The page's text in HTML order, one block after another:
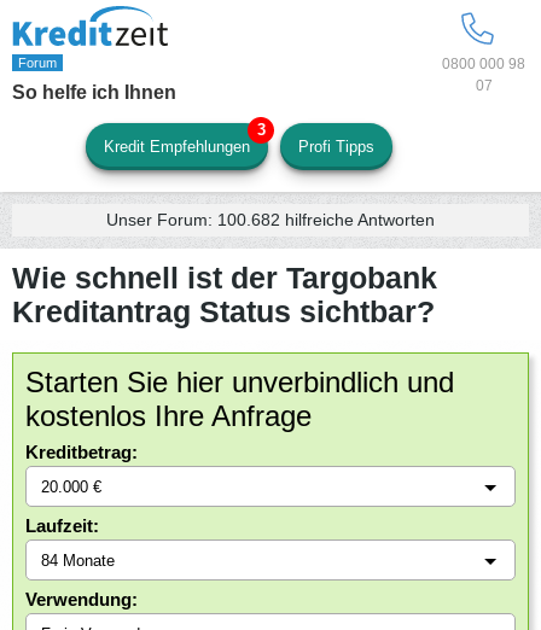
0800 000 98
07
So helfe ich Ihnen
Kredit Empfehlungen Profi Tipps
Unser Forum: 100.682 hilfreiche Antworten
Wie schnell ist der Targobank
Kreditantrag Status sichtbar?
Starten Sie hier unverbindlich und
kostenlos Ihre Anfrage
Kreditbetrag:
Laufzeit:
Verwendung: